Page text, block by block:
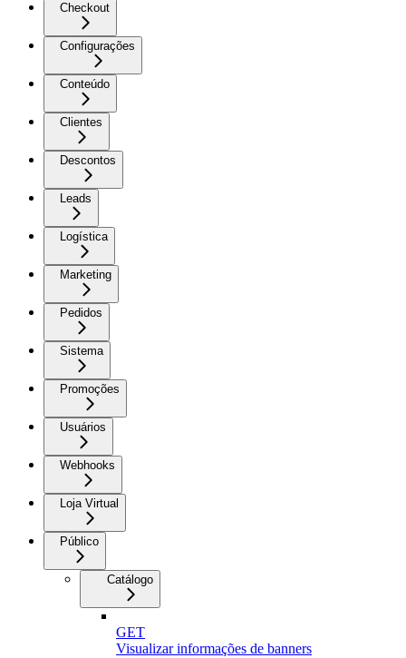
Checkout
Configurações
Conteúdo
Clientes
Descontos
Leads
Logística
Marketing
Pedidos
Sistema
Promoções
Usuários
Webhooks
Loja Virtual
Público
Catálogo
GET
Visualizar informações de banners